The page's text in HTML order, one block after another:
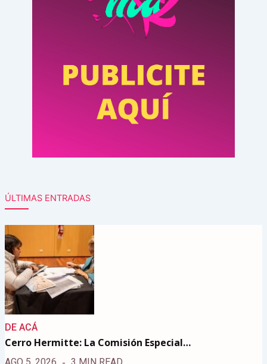
ÚLTIMAS ENTRADAS
DE ACÁ
Cerro Hermitte: La Comisión Especial…